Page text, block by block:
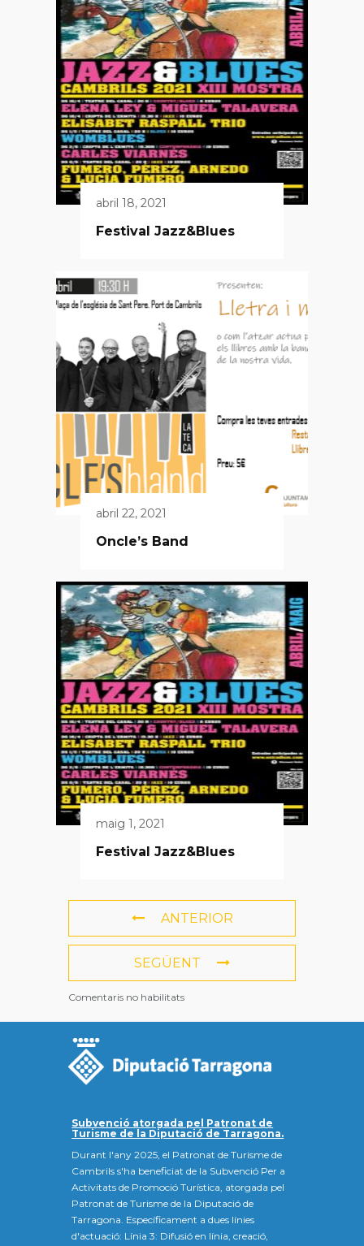
abril 18, 2021
Festival Jazz&Blues
abril 22, 2021
Oncle’s Band
maig 1, 2021
Festival Jazz&Blues
ANTERIOR
SEGÜENT
Comentaris no habilitats
Subvenció atorgada pel Patronat de
Turisme de la Diputació de Tarragona.
Durant l'any 2025, el Patronat de Turisme de
Cambrils s'ha beneficiat de la Subvenció Per a
Activitats de Promoció Turística, atorgada pel
Patronat de Turisme de la Diputació de
Tarragona. Específicament a dues línies
d'actuació: Línia 3: Difusió en línia, creació,